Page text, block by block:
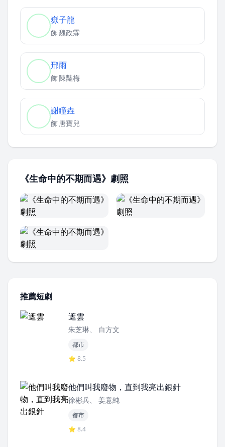
嶽子龍
飾魏政霖
邢雨
飾陳豔梅
謝瞳垚
飾唐寶兒
《生命中的不期而遇》劇照
推薦短劇
遮雲
朱芝琳、 白方文
都市
⭐ 8.5
他們叫我廢物，直到我亮出銀針
徐彬兵、 姜意純
都市
⭐ 8.4